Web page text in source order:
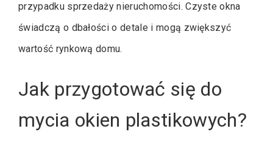
przypadku sprzedaży nieruchomości. Czyste okna
świadczą o dbałości o detale i mogą zwiększyć
wartość rynkową domu.
Jak przygotować się do
mycia okien plastikowych?